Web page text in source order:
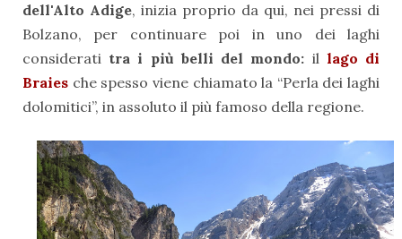
dell'Alto Adige, inizia proprio da qui, nei pressi di
Bolzano, per continuare poi in uno dei
laghi
considerati tra i più belli del mondo: il lago di
Braies che spesso viene chiamato la “Perla dei laghi
dolomitici”, in assoluto il più famoso della regione.